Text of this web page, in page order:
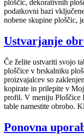
ploščic, dekorativnih
podatkovni bazi
nobene skupine ploščic,
Ustvarjanje
Če želite ustvariti svojo
ploščice v brskalniku
proizvajalcev so
kopirate in prilepite v
profil. V meniju Ploščice
table namestite obrobo.
Ponovna